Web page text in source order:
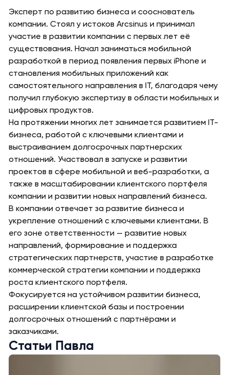
Эксперт по развитию бизнеса и сооснователь
компании. Стоял у истоков Arcsinus и принимал
участие в развитии компании с первых лет её
существования. Начал заниматься мобильной
разработкой в период появления первых iPhone и
становления мобильных приложений как
самостоятельного направления в IT, благодаря чему
получил глубокую экспертизу в области мобильных и
цифровых продуктов.
На протяжении многих лет занимается развитием IT-
бизнеса, работой с ключевыми клиентами и
выстраиванием долгосрочных партнерских
отношений. Участвовал в запуске и развитии
проектов в сфере мобильной и веб-разработки, а
также в масштабировании клиентского портфеля
компании и развитии новых направлений бизнеса.
В компании отвечает за развитие бизнеса и
укрепление отношений с ключевыми клиентами. В
его зоне ответственности — развитие новых
направлений, формирование и поддержка
стратегических партнерств, участие в разработке
коммерческой стратегии компании и поддержка
роста клиентского портфеля.
Фокусируется на устойчивом развитии бизнеса,
расширении клиентской базы и построении
долгосрочных отношений с партнёрами и
заказчиками.
Статьи Павла